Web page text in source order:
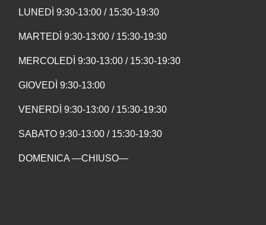
LUNEDÌ 9:30-13:00 / 15:30-19:30
MARTEDÌ 9:30-13:00 / 15:30-19:30
MERCOLEDÌ 9:30-13:00 / 15:30-19:30
GIOVEDÌ 9:30-13:00
VENERDÌ 9:30-13:00 / 15:30-19:30
SABATO 9:30-13:00 / 15:30-19:30
DOMENICA —CHIUSO—